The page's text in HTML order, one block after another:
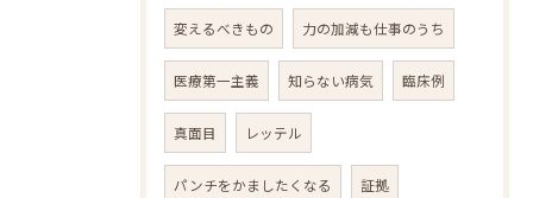
変えるべきもの 力の加減も仕事のうち
医療第一主義 知らない病気 臨床例
真面目 レッテル
パンチをかましたくなる 証拠